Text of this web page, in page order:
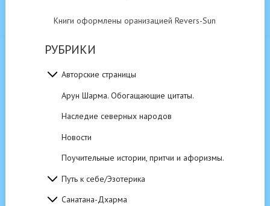
Книги оформлены оранизацией Revers-Sun
РУБРИКИ
Авторские страницы
Арун Шарма. Обогащающие цитаты.
Наследие северных народов
Новости
Поучительные истории, притчи и афоризмы.
Путь к себе/Эзотерика
Санатана-Дхарма